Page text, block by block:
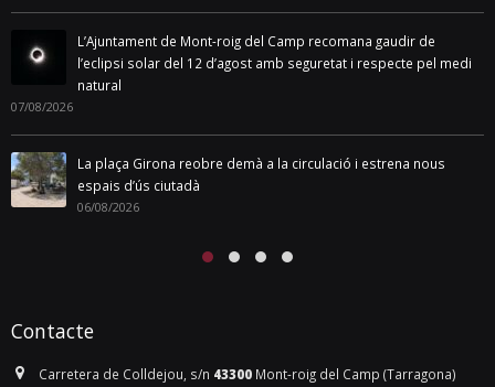
L’Ajuntament de Mont-roig del Camp recomana gaudir de
l’eclipsi solar del 12 d’agost amb seguretat i respecte pel medi
natural
07/08/2026
La plaça Girona reobre demà a la circulació i estrena nous
espais d’ús ciutadà
06/08/2026
Contacte
Carretera de Colldejou, s/n 43300 Mont-roig del Camp (Tarragona)